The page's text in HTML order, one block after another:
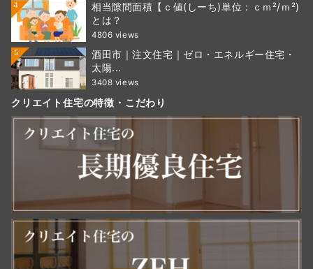
4
相当隙間面積【ｃ値(しーち)単位：ｃｍ²/ｍ²)
とは？
4806 views
5
酒田市｜注文住宅｜ゼロ・エネルギー住宅・
太陽...
3408 views
クリエイト住宅の特徴・こだわり